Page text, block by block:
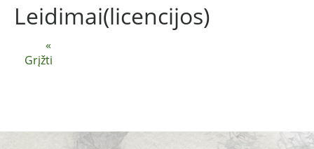
«
Grįžti
Leidimai(licencijos)